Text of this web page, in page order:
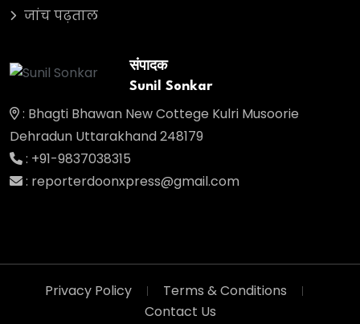
जांच पढ़ताल
संपादक
Sunil Sonkar
: Bhagti Bhawan New Cottege Kulri Musoorie
Dehradun Uttarakhand 248179
: +91-9837038315
: reporterdoonxpress@gmail.com
Privacy Policy
Terms & Conditions
Contact Us